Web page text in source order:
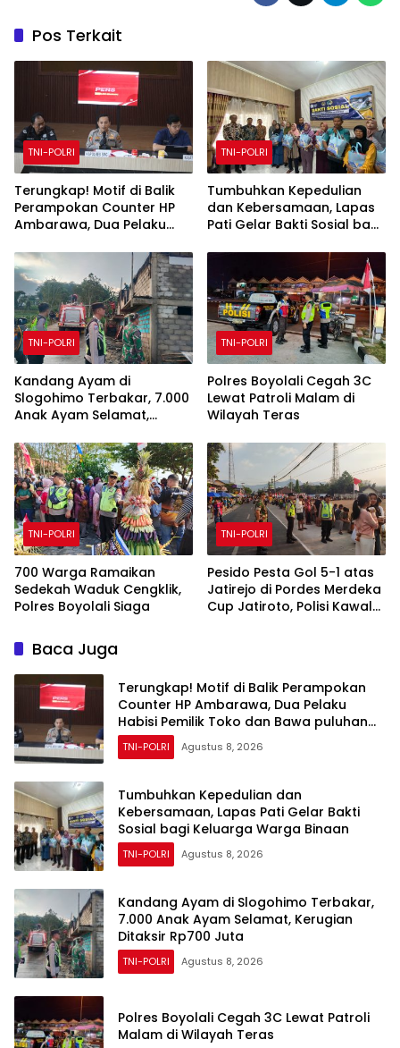
Pos Terkait
TNI-POLRI
Terungkap! Motif di Balik
Perampokan Counter HP
Ambarawa, Dua Pelaku
Bawa puluhan HP
TNI-POLRI
Tumbuhkan Kepedulian
dan Kebersamaan, Lapas
Pati Gelar Bakti Sosial bagi
TNI-POLRI
Kandang Ayam di
Slogohimo Terbakar, 7.000
Anak Ayam Selamat,
Juta
TNI-POLRI
Polres Boyolali Cegah 3C
Lewat Patroli Malam di
Wilayah Teras
TNI-POLRI
700 Warga Ramaikan
Sedekah Waduk Cengklik,
Polres Boyolali Siaga
TNI-POLRI
Pesido Pesta Gol 5-1 atas
Jatirejo di Pordes Merdeka
Cup Jatiroto, Polisi Kawal
Baca Juga
Terungkap! Motif di Balik Perampokan
Counter HP Ambarawa, Dua Pelaku
Habisi Pemilik Toko dan Bawa puluhan
HP
TNI-POLRI Agustus 8, 2026
Tumbuhkan Kepedulian dan
Kebersamaan, Lapas Pati Gelar Bakti
Sosial bagi Keluarga Warga Binaan
TNI-POLRI Agustus 8, 2026
Kandang Ayam di Slogohimo Terbakar,
7.000 Anak Ayam Selamat, Kerugian
Ditaksir Rp700 Juta
TNI-POLRI Agustus 8, 2026
Polres Boyolali Cegah 3C Lewat Patroli
Malam di Wilayah Teras